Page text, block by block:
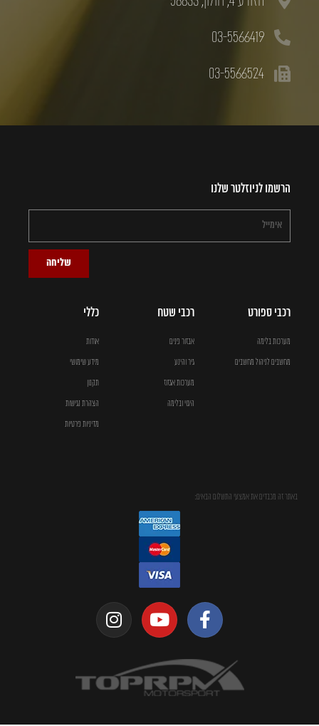
03-5566419
03-5566524
הרשמו לניוזלטר שלנו
שליחה
רכבי ספורט
מערכות בלימה
מחשבים לניהול מחשבים
רכבי שטח
אבזור פנים
גיר והינע
מערכות אגזוז
היגוי ובלימה
כללי
אודות
מידע שימושי
תקנון
הצהרת נגישות
מדיניות פרטיות
באתר זה מכבדים את אמצעי התשלום הבאים: